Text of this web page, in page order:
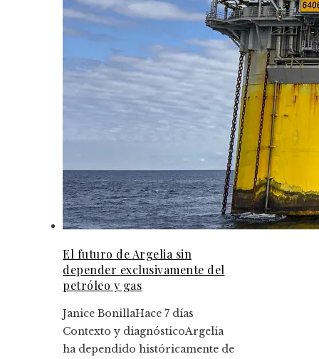
El futuro de Argelia sin
depender exclusivamente del
petróleo y gas
Janice BonillaHace 7 días
Contexto y diagnósticoArgelia
ha dependido históricamente de